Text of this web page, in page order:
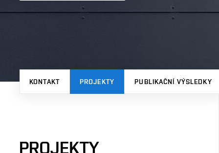
KONTAKT PROJEKTY PUBLIKAČNÍ VÝSLEDKY
PROJEKTY